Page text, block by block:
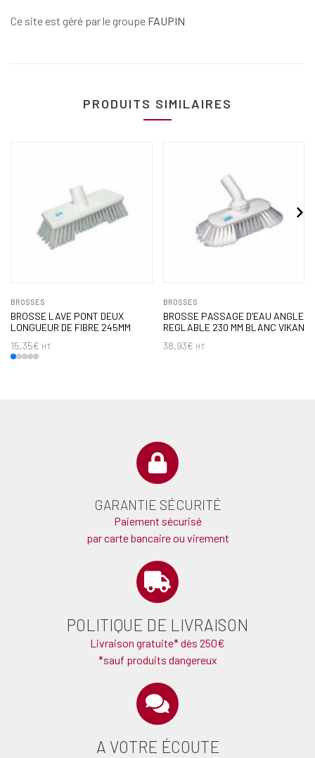
Ce site est géré par le groupe FAUPIN
PRODUITS SIMILAIRES
BROSSES
BROSSE LAVE PONT DEUX
LONGUEUR DE FIBRE 245MM
15,35€ HT
BROSSES
BROSSE PASSAGE D’EAU ANGLE
REGLABLE 230 MM BLANC VIKAN
38,93€ HT
GARANTIE SÉCURITÉ
Paiement sécurisé
par carte bancaire ou virement
POLITIQUE DE LIVRAISON
Livraison gratuite* dès 250€
*sauf produits dangereux
A VOTRE ÉCOUTE